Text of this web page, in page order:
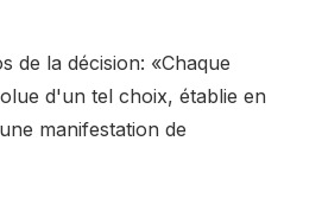
de la décision: «Chaque
d'un tel choix, établie en
manifestation de